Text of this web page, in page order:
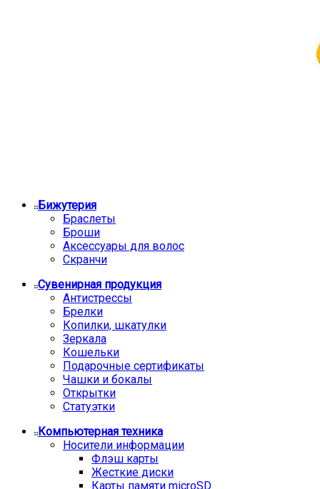
Бижутерия
Браслеты
Броши
Аксессуары для волос
Скранчи
Сувенирная продукция
Антистрессы
Брелки
Копилки, шкатулки
Зеркала
Кошельки
Подарочные сертификаты
Чашки и бокалы
Открытки
Статуэтки
Компьютерная техника
Носители информации
Флэш карты
Жесткие диски
Карты памяти microSD